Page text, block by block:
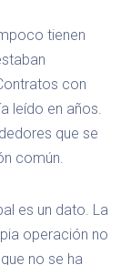
tienen
con
leído en años.
que se
común.
es un dato. La
operación no
no se ha